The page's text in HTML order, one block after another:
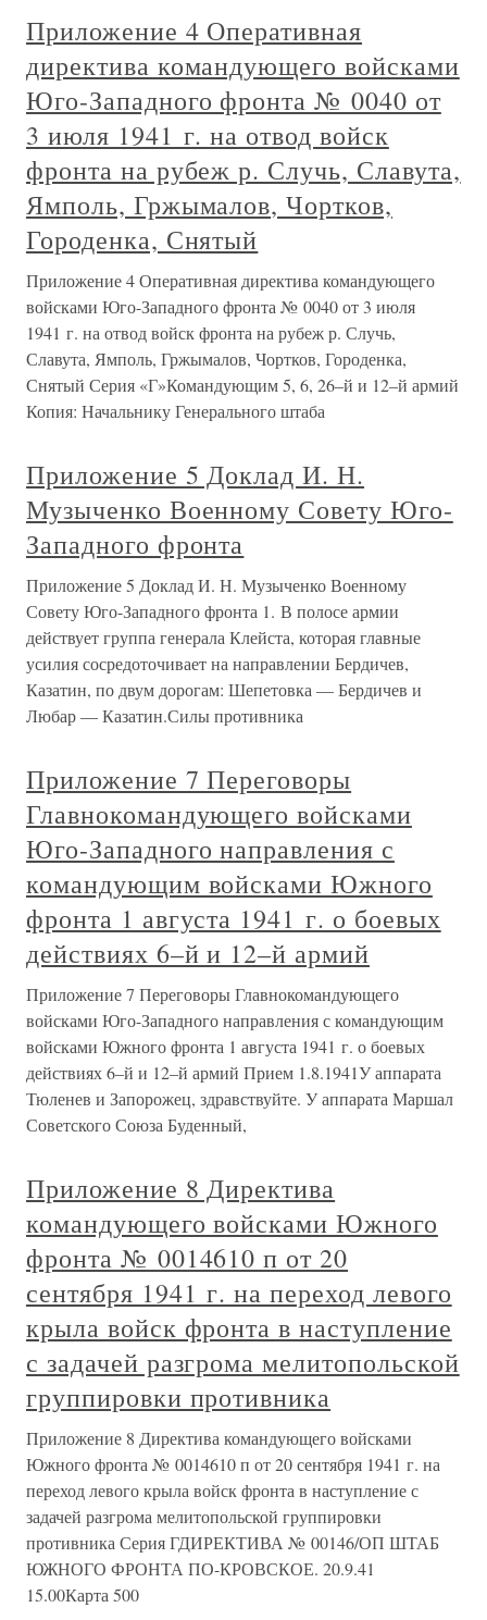
Приложение 4 Оперативная
директива командующего войсками
Юго-Западного фронта № 0040 от
3 июля 1941 г. на отвод войск
фронта на рубеж р. Случь, Славута,
Ямполь, Гржымалов, Чортков,
Городенка, Снятый
Приложение 4 Оперативная директива командующего
войсками Юго-Западного фронта № 0040 от 3 июля
1941 г. на отвод войск фронта на рубеж р. Случь,
Славута, Ямполь, Гржымалов, Чортков, Городенка,
Снятый Серия «Г»Командующим 5, 6, 26–й и 12–й армий
Копия: Начальнику Генерального штаба
Приложение 5 Доклад И. Н.
Музыченко Военному Совету Юго-
Западного фронта
Приложение 5 Доклад И. Н. Музыченко Военному
Совету Юго-Западного фронта 1. В полосе армии
действует группа генерала Клейста, которая главные
усилия сосредоточивает на направлении Бердичев,
Казатин, по двум дорогам: Шепетовка — Бердичев и
Любар — Казатин.Силы противника
Приложение 7 Переговоры
Главнокомандующего войсками
Юго-Западного направления с
командующим войсками Южного
фронта 1 августа 1941 г. о боевых
действиях 6–й и 12–й армий
Приложение 7 Переговоры Главнокомандующего
войсками Юго-Западного направления с командующим
войсками Южного фронта 1 августа 1941 г. о боевых
действиях 6–й и 12–й армий Прием 1.8.1941У аппарата
Тюленев и Запорожец, здравствуйте. У аппарата Маршал
Советского Союза Буденный,
Приложение 8 Директива
командующего войсками Южного
фронта № 0014610 п от 20
сентября 1941 г. на переход левого
крыла войск фронта в наступление
с задачей разгрома мелитопольской
группировки противника
Приложение 8 Директива командующего войсками
Южного фронта № 0014610 п от 20 сентября 1941 г. на
переход левого крыла войск фронта в наступление с
задачей разгрома мелитопольской группировки
противника Серия ГДИРЕКТИВА № 00146/ОП ШТАБ
ЮЖНОГО ФРОНТА ПО-КРОВСКОЕ. 20.9.41
15.00Карта 500